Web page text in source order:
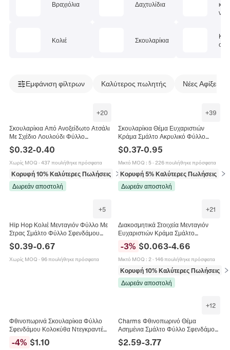
Βραχιόλια
Κολιέ
Δαχτυλίδια
Σκουλαρίκια
ν
Εμφάνιση φίλτρων Καλύτερος πωλητής Νέες Αφίξεις
+20
Σκουλαρίκια Από Ανοξείδωτο Ατσάλι
Με Σχέδιο Λουλούδι Φύλλο
Σφενδάμου Τριαντάφυλλο Μονστέρα
Μόδα Για Γυναίκες Δώρο
$0.32-0.40
Χωρίς MOQ · 437 πουλήθηκε πρόσφατα
Κορυφή 10% Καλύτερες Πωλήσεις
σε Σκουλαρίκια
Δωρεάν αποστολή
+39
Σκουλαρίκια Θέμα Ευχαριστιών
Κράμα Σμάλτο Ακρυλικό Φύλλο
Σφενδάμου Γαλοπούλα Κολοκύθα
Ηλίανθος Κοσμήματα Γυναικεία
$0.37-0.95
Μικτό MOQ : 5· 226 πουλήθηκε πρόσφατα
Κορυφή 5% Καλύτερες Πωλήσεις
σε
Δωρεάν αποστολή
+5
Hip Hop Κολιέ Μενταγιόν Φύλλο Με
Στρας Σμάλτο Φύλλο Σφενδάμου
Κοσμήματα Από Κράμα
Ψευδαργύρου Με Ανοξείδωτη
Αλυσίδα Άνδρες Γυναίκες
$0.39-0.67
Χωρίς MOQ · 96 πουλήθηκε πρόσφατα
+21
Διακοσμητικά Στοιχεία Μενταγιόν
Ευχαριστιών Κράμα Σμάλτο
Φθινόπωρο Φύλλο Σφενδάμου
Κολοκύθα Γαλοπούλα Για
Κοσμήματα
-3% $0.063-4.66
Μικτό MOQ : 2· 146 πουλήθηκε πρόσφατα
Κορυφή 10% Καλύτερες Πωλήσεις
Δωρεάν αποστολή
Φθινοπωρινά Σκουλαρίκια Φύλλο
Σφενδάμου Κολοκύθα Ντεγκραντέ
Γκλίτερ Ακρυλικό Χάλκινο Στήριγμα
Κοσμήματα
-4% $1.10
+12
Charms Φθινοπωρινό Θέμα
Ασημένια Σμάλτο Φύλλο Σφενδάμου
Κολοκύθα Κουκουβάγια Σκίουρος
Για DIY Αξεσουάρ Κοσμημάτων
$2.59-3.77